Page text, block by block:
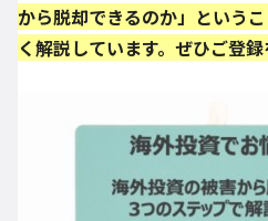
から脱却できるのか」という
く解説しています。ぜひご登